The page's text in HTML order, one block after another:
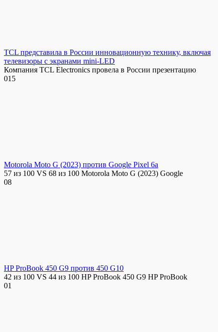
TCL представила в России инновационную технику, включая
телевизоры с экранами mini-LED
Компания TCL Electronics провела в России презентацию
015
Motorola Moto G (2023) против Google Pixel 6a
57 из 100 VS 68 из 100 Motorola Moto G (2023) Google
08
HP ProBook 450 G9 против 450 G10
42 из 100 VS 44 из 100 HP ProBook 450 G9 HP ProBook
01